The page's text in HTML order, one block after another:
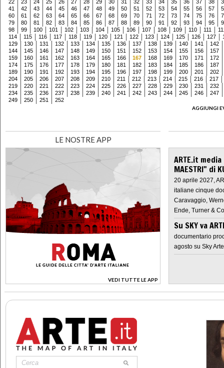
22 23 24 25 26 27 28 29 30 31 32 33 34 35 36 37 38
41
42 43 44 45 46 47 48 49 50 51 52 53 54 55 56 57
60
61 62 63 64 65 66 67 68 69 70 71 72 73 74 75 76
79
80 81 82 83 84 85 86 87 88 89 90 91 92 93 94 95
98
99 100 101 102 103 104 105 106 107 108 109 110 111
114
115 116 117 118 119 120 121 122 123 124 125 126 127
129
130 131 132 133 134 135 136 137 138 139 140 141
142
144
145 146 147 148 149 150 151 152 153 154 155 156
157
159
160 161 162 163 164 165 166 167 168 169 170 171
172
174
175 176 177 178 179 180 181 182 183 184 185 186
187
189
190 191 192 193 194 195 196 197 198 199 200 201
202
204
205 206 207 208 209 210 211 212 213 214 215 216
217
219
220 221 222 223 224 225 226 227 228 229 230 231
232
234
235 236 237 238 239 240 241 242 243 244 245 246
247
249
250 251
252
AGGIUNGI
LE NOSTRE APP
VEDI TUTTE LE APP
>
ARTE.it
MAESTRI" di
20 aprile 2027,
italiane cinque
Caravaggio,
Ende, Turner &
Su SKY va
documentario
agosto su Sky Arte